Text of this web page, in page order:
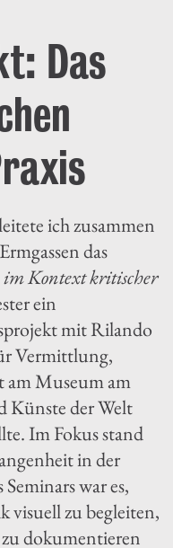
Das
ich zusammen
das
Kontext kritischer
ein
mit Rilando
Vermittlung,
Museum am
der Welt
Im Fokus stand
in der
war es,
visuell zu begleiten,
zu dokumentieren